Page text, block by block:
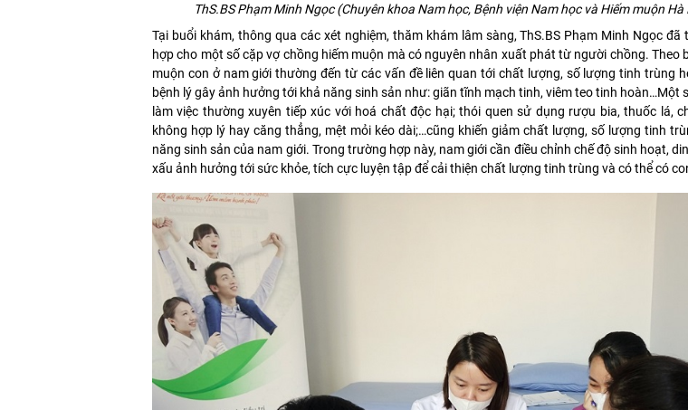
ThS.BS Phạm Minh Ngọc (Chuyên khoa Nam học, Bệnh viện Nam học và Hiếm muộn
Tại buổi khám, thông qua các xét nghiệm, thăm khám lâm sàng, ThS.BS Phạm Minh Ngọc
hợp cho một số cặp vợ chồng hiếm muộn mà có nguyên nhân xuất phát từ người chồng. Theo
muộn con ở nam giới thường đến từ các vấn đề liên quan tới chất lượng, số lượng tinh trùng
bệnh lý gây ảnh hưởng tới khả năng sinh sản như: giãn tĩnh mạch tinh, viêm teo tinh hoàn…Một
làm việc thường xuyên tiếp xúc với hoá chất độc hại; thói quen sử dụng rượu bia, thuốc lá,
không hợp lý hay căng thẳng, mệt mỏi kéo dài;…cũng khiến giảm chất lượng, số lượng tinh
năng sinh sản của nam giới. Trong trường hợp này, nam giới cần điều chỉnh chế độ sinh hoạt,
xấu ảnh hưởng tới sức khỏe, tích cực luyện tập để cải thiện chất lượng tinh trùng và có thể có